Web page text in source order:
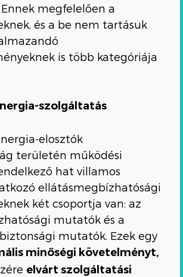
megfelelően a
és a be nem tartásuk
is több kategóriája
szolgáltatás
elosztók
területén működési
hat villamos
ellátásmegbízhatósági
két csoportja van: az
mutatók és a
mutatók. Ezek egy
minőségi követelményt,
elvárt szolgáltatási